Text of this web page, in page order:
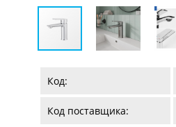
Код:
Код поставщика: